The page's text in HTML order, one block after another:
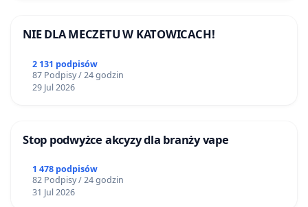
NIE DLA MECZETU W KATOWICACH!
2 131 podpisów
87 Podpisy / 24 godzin
29 Jul 2026
Stop podwyżce akcyzy dla branży vape
1 478 podpisów
82 Podpisy / 24 godzin
31 Jul 2026